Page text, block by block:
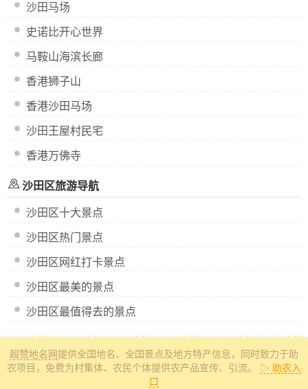
沙田马场
史诺比开心世界
马鞍山海滨长廊
香港狮子山
香港沙田马场
沙田王屋村民宅
香港万佛寺
沙田区旅游导航
沙田区十大景点
沙田区热门景点
沙田区网红打卡景点
沙田区最美的景点
沙田区最值得去的景点
超赞地名网提供全国地名、全国景点及地方特产信息 ，同时致力于助
农项目，免费为村集体、农民个体提供农产品宣传、引流。 ▷ 助农入
口